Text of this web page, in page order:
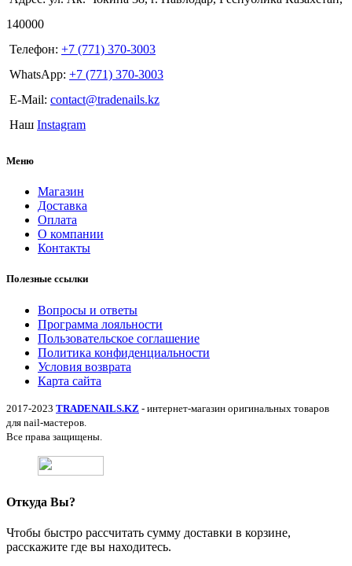
140000
Телефон: +7 (771) 370-3003
WhatsApp: +7 (771) 370-3003
E-Mail: contact@tradenails.kz
Наш Instagram
Меню
Магазин
Доставка
Оплата
О компании
Контакты
Полезные ссылки
Вопросы и ответы
Программа лояльности
Пользовательское соглашение
Политика конфиденциальности
Условия возврата
Карта сайта
2017-2023 TRADENAILS.KZ - интернет-магазин оригинальных товаров
для nail-мастеров.
Все права защищены.
Откуда Вы?
Чтобы быстро рассчитать сумму доставки в корзине,
расскажите где вы находитесь.